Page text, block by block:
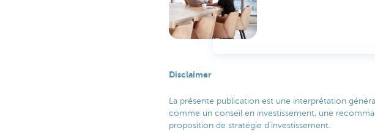
Disclaimer
La présente publication est une interprétation
comme un conseil en investissement, une
proposition de stratégie d’investissement.